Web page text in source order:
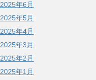
2025年6月
2025年5月
2025年4月
2025年3月
2025年2月
2025年1月